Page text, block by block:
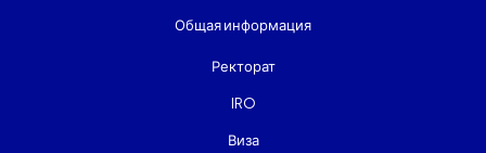
Общая информация
Ректорат
IRO
Виза